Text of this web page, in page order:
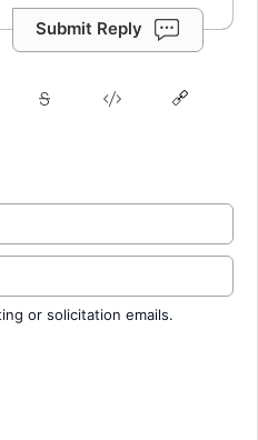
Submit Reply
or solicitation emails.